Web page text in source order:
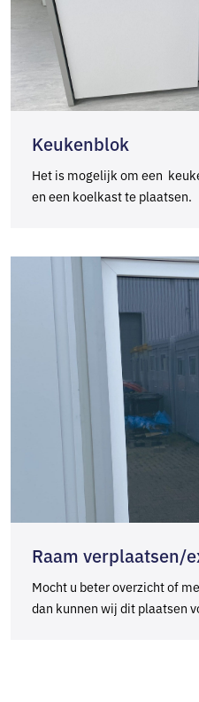
Keukenblok
Het is mogelijk om een
en een koelkast te plaatsen.
Raam verplaatsen/
Mocht u beter overzicht of
dan kunnen wij dit plaatsen